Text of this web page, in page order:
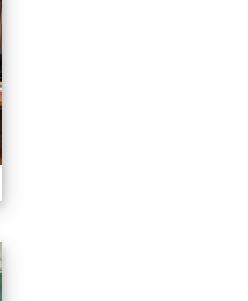
1218Hiteach研習